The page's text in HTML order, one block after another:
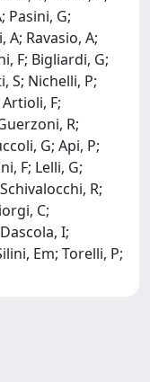
Pasini, G;
A; Ravasio, A;
F; Bigliardi, G;
S; Nichelli, P;
F;
R;
G; Api, P;
F; Lelli, G;
R;
C;
I;
Em; Torelli, P;